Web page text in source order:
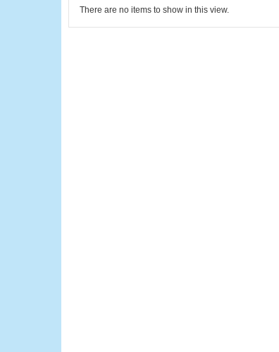
There are no items to show in this view.